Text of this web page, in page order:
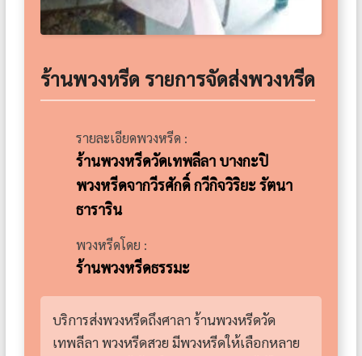
ร้านพวงหรีด รายการจัดส่งพวงหรีด
รายละเอียดพวงหรีด :
ร้านพวงหรีดวัดเทพลีลา บางกะปิ
พวงหรีดจากวีรศักดิ์ กวีกิจวิริยะ รัตนา
ธาราริน
พวงหรีดโดย :
ร้านพวงหรีดธรรมะ
บริการส่งพวงหรีดถึงศาลา ร้านพวงหรีดวัด
เทพลีลา พวงหรีดสวย มีพวงหรีดให้เลือกหลาย